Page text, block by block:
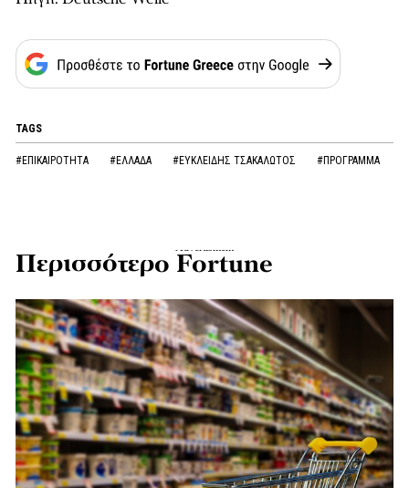
TAGS
#ΕΠΙΚΑΙΡΟΤΗΤΑ #ΕΛΛΑΔΑ #ΕΥΚΛΕΙΔΗΣ ΤΣΑΚΑΛΩΤΟΣ #ΠΡΟΓΡΑΜΜΑ
Περισσότερο Fortune